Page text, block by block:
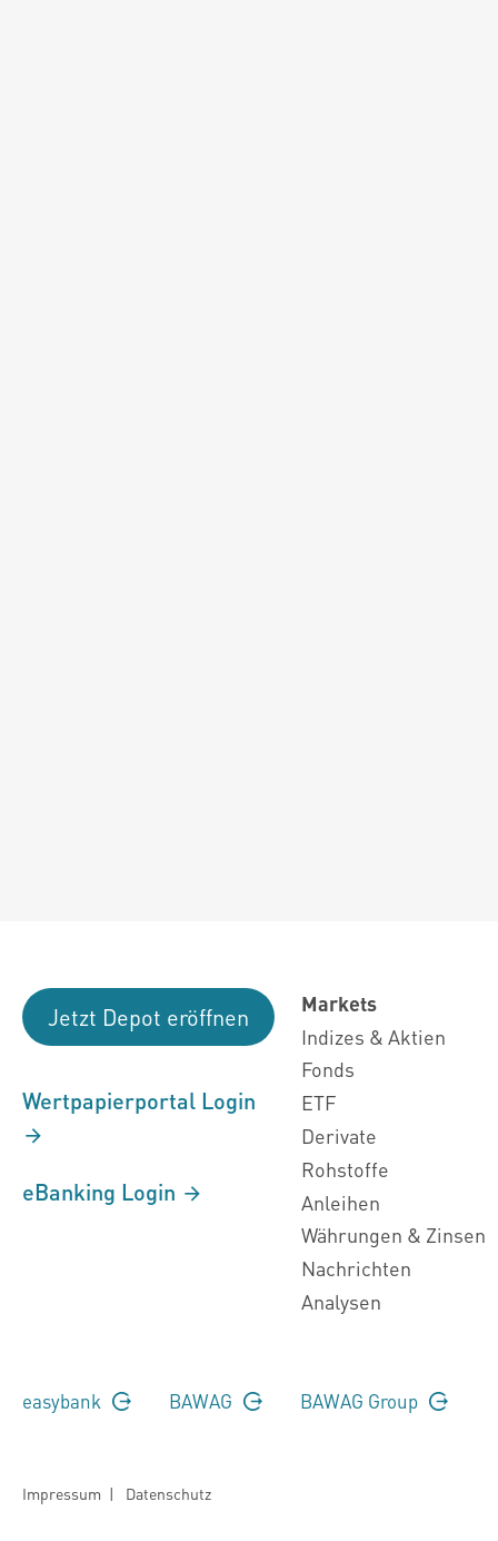
Jetzt Depot eröffnen
Wertpapierportal Login
eBanking Login
Markets
Indizes & Aktien
Fonds
ETF
Derivate
Rohstoffe
Anleihen
Währungen & Zinsen
Nachrichten
Analysen
easybank BAWAG BAWAG Group
Impressum | Datenschutz